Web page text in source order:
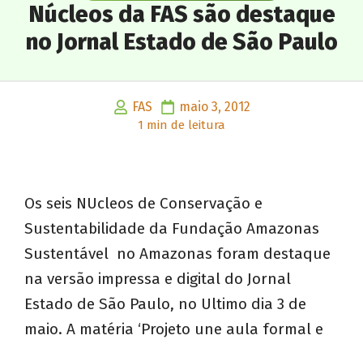
Núcleos da FAS são destaque
no Jornal Estado de São Paulo
FAS maio 3, 2012
1 min de leitura
Os seis NUcleos de Conservação e
Sustentabilidade da Fundação Amazonas
Sustentável no Amazonas foram destaque
na versão impressa e digital do Jornal
Estado de São Paulo, no Ultimo dia 3 de
maio. A matéria ‘Projeto une aula formal e